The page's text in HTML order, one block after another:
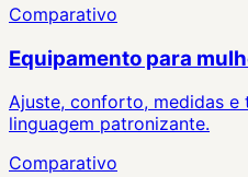
Comparativo
Equipamento para
Ajuste, conforto, medidas e
linguagem patronizante.
Comparativo